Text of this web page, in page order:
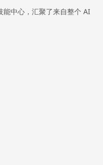
中心，汇聚了来自整个 AI